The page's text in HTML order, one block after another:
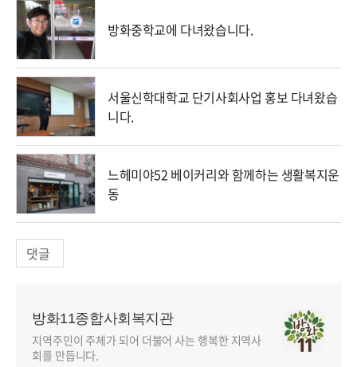
방화중학교에 다녀왔습니다.
서울신학대학교 단기사회사업 홍보 다녀왔습
니다.
느헤미야52 베이커리와 함께하는 생활복지운
동
댓글
방화11종합사회복지관
지역주민이 주체가 되어 더불어 사는 행복한 지역사
회를 만듭니다.